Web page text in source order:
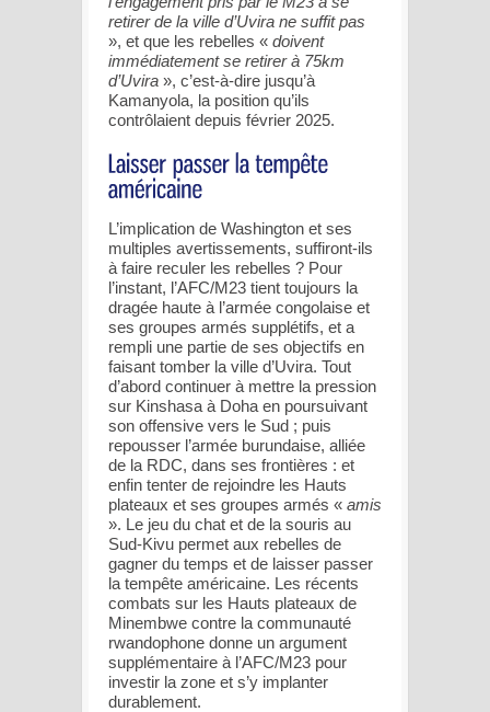
retirer de la ville d’Uvira ne suffit pas
», et que les rebelles « doivent
immédiatement se retirer à 75km
d’Uvira », c’est-à-dire jusqu’à
Kamanyola, la position qu’ils
contrôlaient depuis février 2025.
L’implication de Washington et ses
multiples avertissements, suffiront-ils
à faire reculer les rebelles ? Pour
l’instant, l’AFC/M23 tient toujours la
dragée haute à l’armée congolaise et
ses groupes armés supplétifs, et a
rempli une partie de ses objectifs en
faisant tomber la ville d’Uvira. Tout
d’abord continuer à mettre la pression
sur Kinshasa à Doha en poursuivant
son offensive vers le Sud ; puis
repousser l’armée burundaise, alliée
de la RDC, dans ses frontières : et
enfin tenter de rejoindre les Hauts
plateaux et ses groupes armés « amis
». Le jeu du chat et de la souris au
Sud-Kivu permet aux rebelles de
gagner du temps et de laisser passer
la tempête américaine. Les récents
combats sur les Hauts plateaux de
Minembwe contre la communauté
rwandophone donne un argument
supplémentaire à l’AFC/M23 pour
investir la zone et s’y implanter
durablement.